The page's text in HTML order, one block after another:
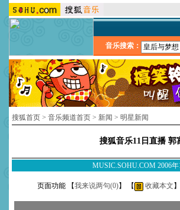
音乐搜索：
搜狐首页 > 音乐频道首页 > 新闻 > 明星新闻
搜狐音乐11日直播
MUSIC.SOHU.COM 2006
页面功能 【我来说两句(0)】 【 收藏本文